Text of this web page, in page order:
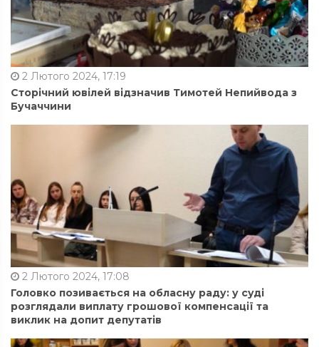
2 Лютого 2024, 17:19
Сторічний ювілей відзначив Тимотей Непийвода з
Бучаччини
2 Лютого 2024, 17:08
Головко позивається на обласну раду: у суді
розглядали виплату грошової компенсації та
виклик на допит депутатів